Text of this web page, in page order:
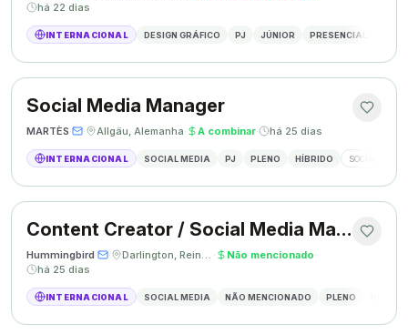
há 22 dias
INTERNACIONAL DESIGN GRÁFICO PJ JÚNIOR PRESENCIAL
Social Media Manager
MARTÈS· · Allgäu, Alemanha· A combinar· há 25 dias
INTERNACIONAL SOCIAL MEDIA PJ PLENO HÍBRIDO SOCIAL MEDIA
Content Creator / Social Media Manager
Hummingbird· · Darlington, Reino Unido · Não mencionado·
há 25 dias
INTERNACIONAL SOCIAL MEDIA NÃO MENCIONADO PLENO